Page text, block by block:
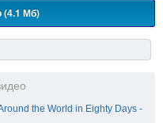
(4.1 Мб)
the World in Eighty Days -